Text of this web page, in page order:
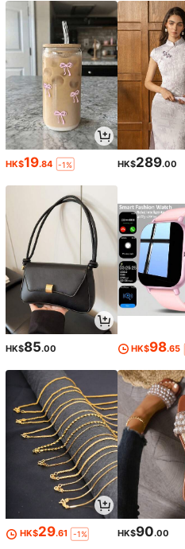
HK$19.84 -1% HK$289.00
HK$85.00 HK$98.65
HK$29.61 -1% HK$90.00